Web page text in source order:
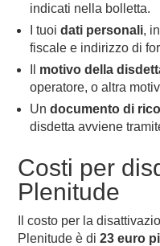
indicati nella bolletta.
I tuoidati personali,
fiscale e indirizzo di
motivo della
operatore, o altra
Undocumento di
disdetta avviene
Costi per
Plenitude
Il costo per la
Plenitude è di23 euro